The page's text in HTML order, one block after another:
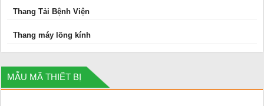
Thang Tải Bệnh Viện
Thang máy lồng kính
MẪU MÃ THIẾT BỊ